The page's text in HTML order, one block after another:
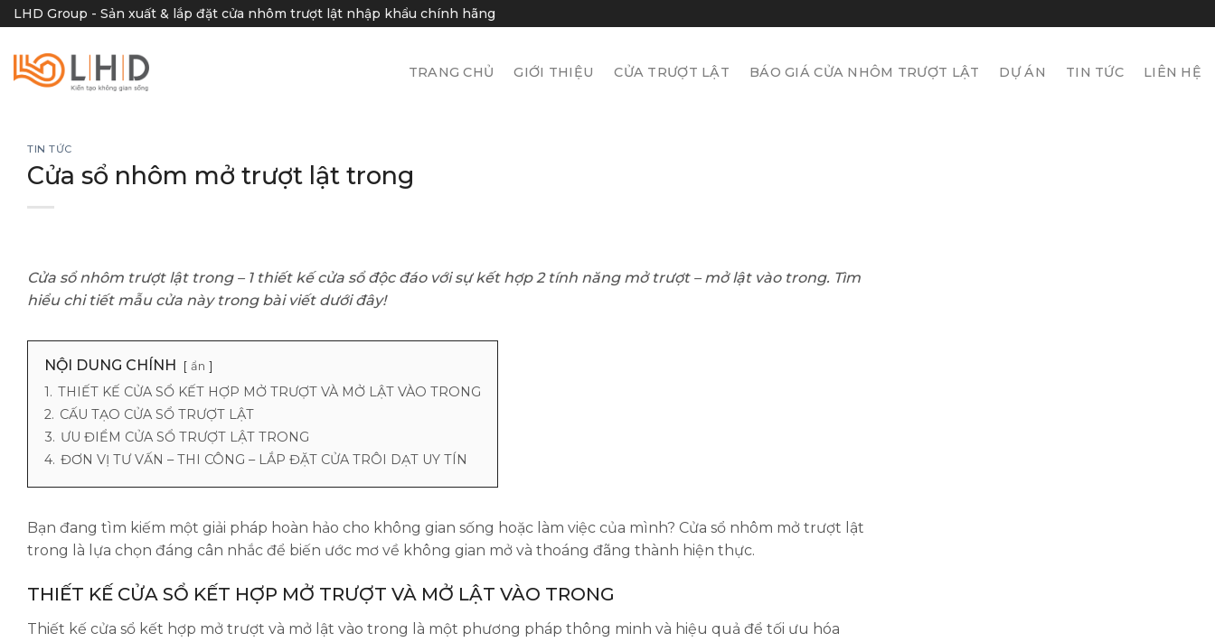
Skip
to
content
LHD Group - Sản xuất & lắp đặt cửa nhôm trượt lật nhập khẩu chính hãng
TRANG CHỦ GIỚI THIỆU CỬA TRƯỢT LẬT BÁO GIÁ CỬA NHÔM TRƯỢT LẬT DỰ ÁN TIN TỨC LIÊN HỆ
TIN TỨC
Cửa sổ nhôm mở trượt lật trong
Cửa sổ nhôm trượt lật trong – 1 thiết kế cửa sổ độc đáo với sự kết hợp 2 tính năng mở trượt – mở lật vào trong. Tìm
hiểu chi tiết mẫu cửa này trong bài viết dưới đây!
NỘI DUNG CHÍNH ẩn
1. THIẾT KẾ CỬA SỔ KẾT HỢP MỞ TRƯỢT VÀ MỞ LẬT VÀO TRONG
2. CẤU TẠO CỬA SỔ TRƯỢT LẬT
3. ƯU ĐIỂM CỬA SỔ TRƯỢT LẬT TRONG
4. ĐƠN VỊ TƯ VẤN – THI CÔNG – LẮP ĐẶT CỬA TRÔI DẠT UY TÍN
Bạn đang tìm kiếm một giải pháp hoàn hảo cho không gian sống hoặc làm việc của mình? Cửa sổ nhôm mở trượt lật
trong là lựa chọn đáng cân nhắc để biến ước mơ về không gian mở và thoáng đãng thành hiện thực.
THIẾT KẾ CỬA SỔ KẾT HỢP MỞ TRƯỢT VÀ MỞ LẬT VÀO TRONG
Thiết kế cửa sổ kết hợp mở trượt và mở lật vào trong là một phương pháp thông minh và hiệu quả để tối ưu hóa